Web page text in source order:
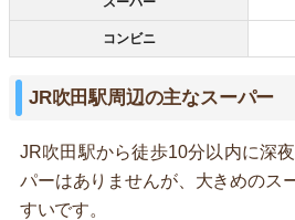
コンビニ
JR吹田駅周辺の主なスーパー
JR吹田駅から徒歩10分以内に深
パーはありませんが、大きめのス
すいです。